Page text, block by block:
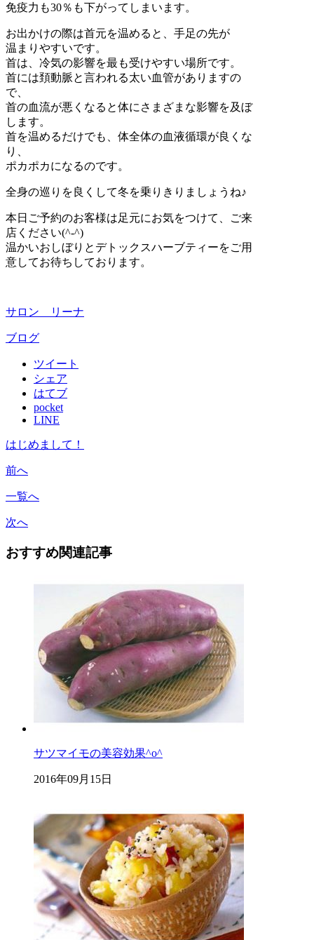
免疫力も30％も下がってしまいます。
お出かけの際は首元を温めると、手足の先が
温まりやすいです。
首は、冷気の影響を最も受けやすい場所です。
首には頚動脈と言われる太い血管がありますの
で、
首の血流が悪くなると体にさまざまな影響を及ぼ
します。
首を温めるだけでも、体全体の血液循環が良くな
り、
ポカポカになるのです。
全身の巡りを良くして冬を乗りきりましょうね♪
本日ご予約のお客様は足元にお気をつけて、ご来
店ください(^-^)
温かいおしぼりとデトックスハーブティーをご用
意してお待ちしております。
サロン リーナ
ブログ
ツイート
シェア
はてブ
pocket
LINE
はじめまして！
前へ
一覧へ
次へ
おすすめ関連記事
サツマイモの美容効果^o^
2016年09月15日